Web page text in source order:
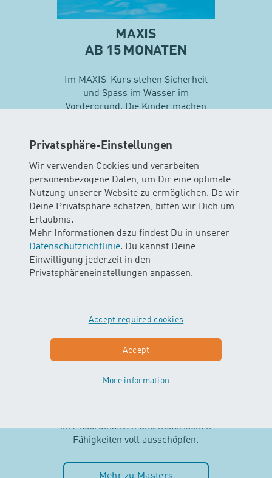
Privatsphäre-Einstellungen
Wir verwenden Cookies und verarbeiten
personenbezogene Daten, um Dir eine optimale
Nutzung unserer Website zu ermöglichen. Da wir
Deine Privatsphäre schätzen, bitten wir Dich um
Erlaubnis.
Mehr Informationen dazu findest Du in unserer
Datenschutzrichtlinie. Du kannst Deine
Einwilligung jederzeit in den
Privatsphäreneinstellungen anpassen.
Accept required cookies
Accept
More information
MAXIS
AB 15 MONATEN
Im MAXIS-Kurs stehen Sicherheit
und Spass im Wasser im
Vordergrund. Die Kinder machen
Schwimmtechniken…
Mehr zu Maxis
MASTERS
AB 2.5 JAHREN
ihre koordinativen und motorischen
Fähigkeiten voll ausschöpfen.
Mehr zu Masters